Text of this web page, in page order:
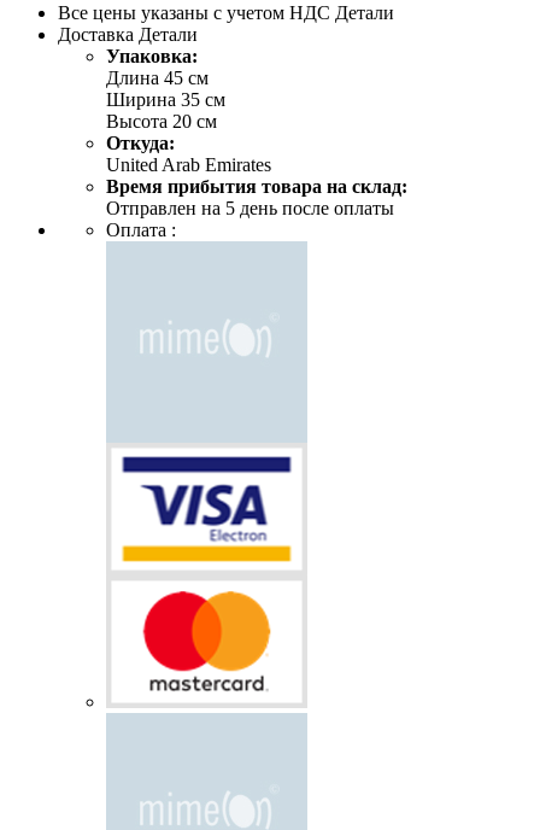
Все цены указаны с учетом НДС Детали
Доставка Детали
Упаковка:
Длина 45 см
Ширина 35 см
Высота 20 см
Откуда:
United Arab Emirates
Время прибытия товара на склад:
Отправлен на 5 день после оплаты
Оплата :